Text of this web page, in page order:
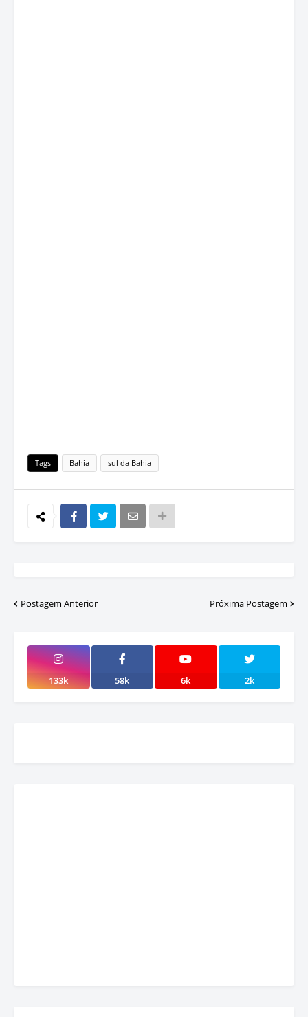
Tags Bahia sul da Bahia
Postagem Anterior Próxima Postagem
133k 58k 6k 2k